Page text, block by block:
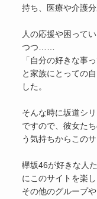
持ち、医療や介護
人の応援や困って
つつ……
「自分の好きな事
と家族にとっての
した。
そんな時に坂道シ
ですので、彼女た
う気持ちからこの
欅坂46が好きな人
にこのサイトを楽
その他のグループ